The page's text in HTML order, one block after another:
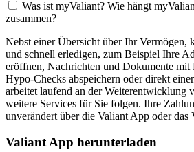
Was ist myValiant? Wie hängt
zusammen?
Nebst einer Übersicht über Ihr Vermögen,
und schnell erledigen, zum Beispiel Ihre
eröffnen, Nachrichten und Dokumente mit
Hypo-Checks abspeichern oder direkt
arbeitet laufend an der Weiterentwicklung
weitere Services für Sie folgen. Ihre
unverändert über die Valiant App oder das
Valiant App herunterladen